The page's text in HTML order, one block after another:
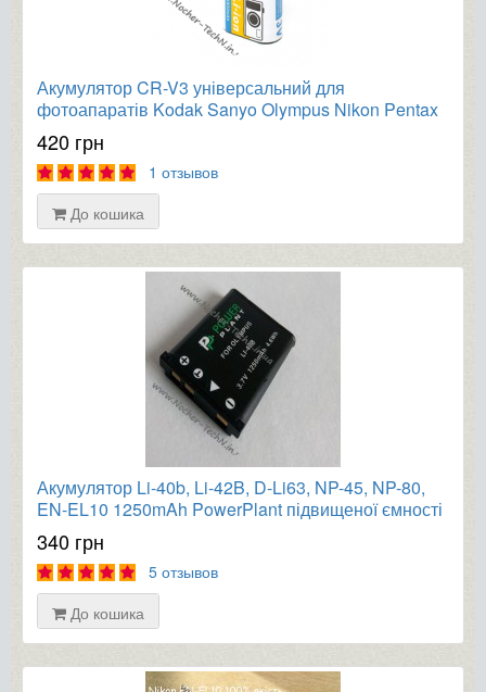
Акумулятор CR-V3 універсальний для
фотоапаратів Kodak Sanyo Olympus Nikon Pentax
та ін.
420 грн
1 отзывов
До кошика
Акумулятор Li-40b, Li-42B, D-Li63, NP-45, NP-80,
EN-EL10 1250mAh PowerPlant підвищеної ємності
340 грн
5 отзывов
До кошика